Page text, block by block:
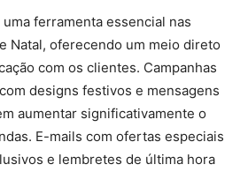
ferramenta essencial nas
Natal, oferecendo um meio direto
com os clientes. Campanhas
designs festivos e mensagens
aumentar significativamente o
E-mails com ofertas especiais
e lembretes de última hora